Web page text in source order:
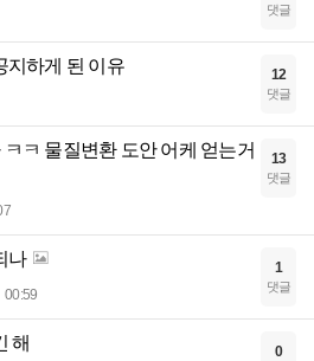
댓글
지하게 된 이유 12
댓글
ㅋ 물질변환 도안 어케 얻는거
13
댓글
나
00:59
1
댓글
해 0